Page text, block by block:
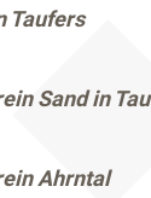
Taufers
Sand in
Ahrntal